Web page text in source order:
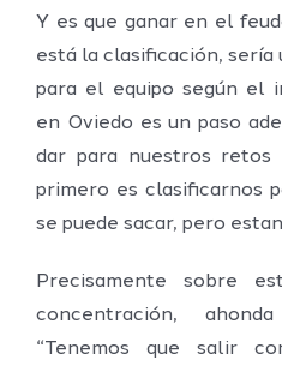
Y es que ganar en el
está la clasificación, sería
para el equipo según el
en Oviedo es un paso
dar para nuestros
primero es clasificarnos
se puede sacar, pero
Precisamente sobre
concentración,
“Tenemos que salir